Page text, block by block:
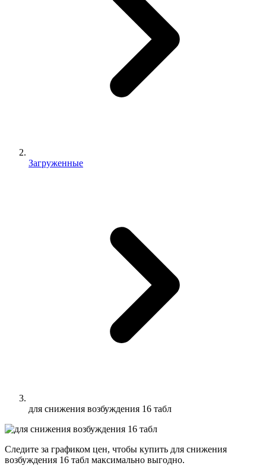
Загруженные
для снижения возбуждения 16 табл
Следите за графиком цен, чтобы купить для снижения
возбуждения 16 табл максимально выгодно.